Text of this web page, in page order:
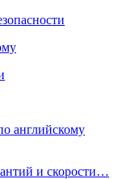
английскому
и скорости…